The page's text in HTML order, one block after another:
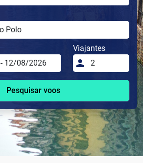
Viajantes
Pesquisar voos